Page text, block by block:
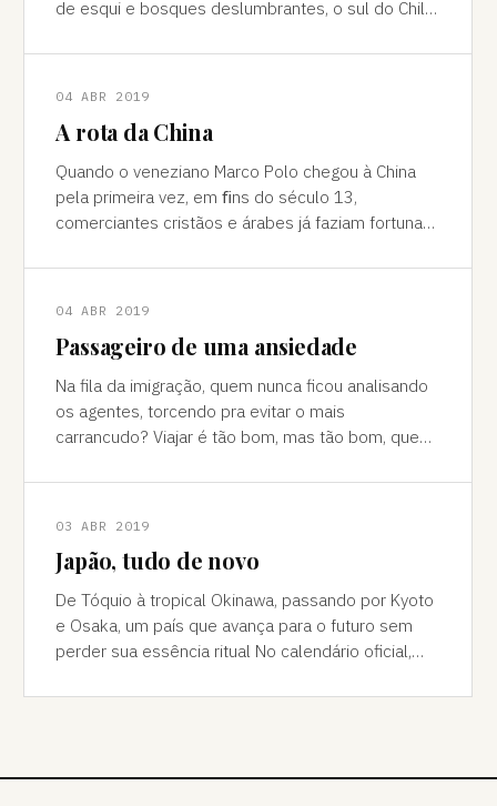
de esqui e bosques deslumbrantes, o sul do Chile
04 ABR 2019
A rota da China
Quando o veneziano Marco Polo chegou à China
pela primeira vez, em ﬁns do século 13,
comerciantes cristãos e árabes já faziam fortuna
04 ABR 2019
Passageiro de uma ansiedade
Na fila da imigração, quem nunca ficou analisando
os agentes, torcendo pra evitar o mais
carrancudo? Viajar é tão bom, mas tão bom, que
03 ABR 2019
Japão, tudo de novo
De Tóquio à tropical Okinawa, passando por Kyoto
e Osaka, um país que avança para o futuro sem
perder sua essência ritual No calendário oficial,